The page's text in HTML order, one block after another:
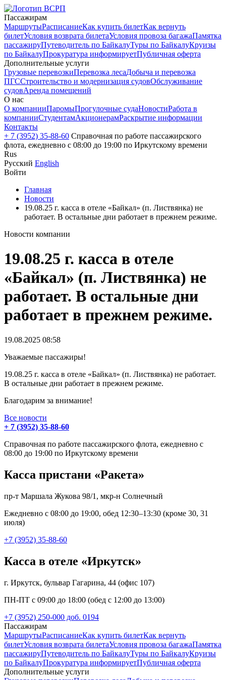
Пассажирам
МаршрутыРасписаниеКак купить билетКак вернуть
билетУсловия возврата билетаУсловия провоза багажаПамятка
пассажируПутеводитель по БайкалуТуры по БайкалуКруизы
по БайкалуПрокуратура информируетПубличная оферта
Дополнительные услуги
Грузовые перевозкиПеревозка лесаДобыча и перевозка
ПГССтроительство и модернизация судовОбслуживание
судовАренда помещений
О нас
О компанииПаромыПрогулочные судаНовостиРабота в
компанииСтудентамАкционерамРаскрытие информации
Контакты
+ 7 (3952) 35-88-60 Справочная по работе пассажирского
флота, ежедневно с 08:00 до 19:00 по Иркутскому времени
Rus
Русский English
Войти
Главная
Новости
19.08.25 г. касса в отеле «Байкал» (п. Листвянка) не
работает. В остальные дни работает в прежнем режиме.
Новости компании
19.08.25 г. касса в отеле
«Байкал» (п. Листвянка) не
работает. В остальные дни
работает в прежнем режиме.
19.08.2025 08:58
Уважаемые пассажиры!
19.08.25 г. касса в отеле «Байкал» (п. Листвянка) не работает.
В остальные дни работает в прежнем режиме.
Благодарим за внимание!
Все новости
+ 7 (3952) 35-88-60
Справочная по работе пассажирского флота, ежедневно с
08:00 до 19:00 по Иркутскому времени
Касса пристани «Ракета»
пр-т Маршала Жукова 98/1, мкр-н Солнечный
Ежедневно с 08:00 до 19:00, обед 12:30–13:30 (кроме 30, 31
июля)
+7 (3952) 35-88-60
Касса в отеле «Иркутск»
г. Иркутск, бульвар Гагарина, 44 (офис 107)
ПН-ПТ с 09:00 до 18:00 (обед с 12:00 до 13:00)
+7 (3952) 250-000 доб. 0194
Пассажирам
МаршрутыРасписаниеКак купить билетКак вернуть
билетУсловия возврата билетаУсловия провоза багажаПамятка
пассажируПутеводитель по БайкалуТуры по БайкалуКруизы
по БайкалуПрокуратура информируетПубличная оферта
Дополнительные услуги